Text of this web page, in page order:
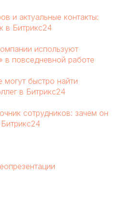
и актуальные контакты:
в Битрикс24
используют
в повседневной работе
быстро найти
в Битрикс24
сотрудников: зачем он